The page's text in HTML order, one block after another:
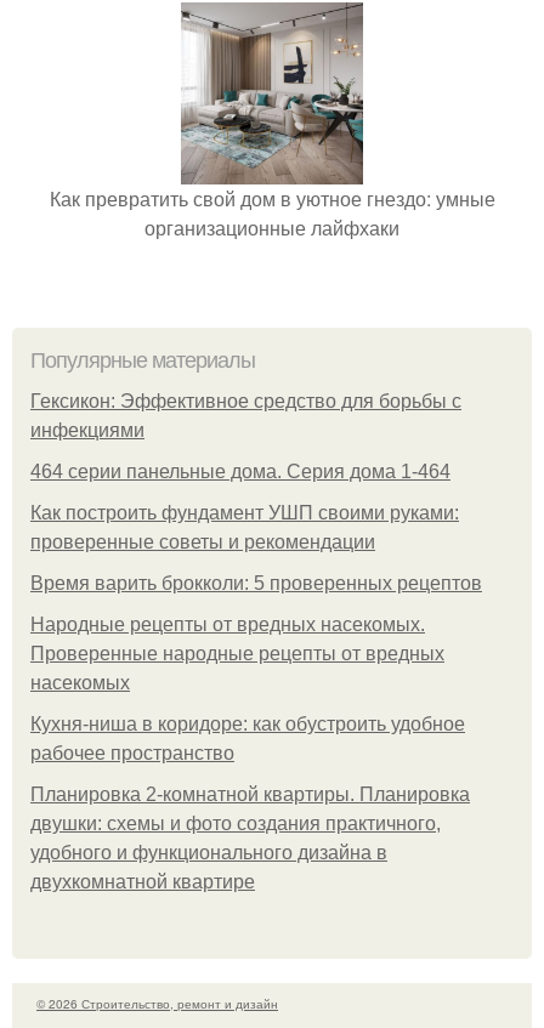
Как превратить свой дом в уютное гнездо: умные
организационные лайфхаки
Популярные материалы
Гексикон: Эффективное средство для борьбы с
инфекциями
464 серии панельные дома. Серия дома 1-464
Как построить фундамент УШП своими руками:
проверенные советы и рекомендации
Время варить брокколи: 5 проверенных рецептов
Народные рецепты от вредных насекомых.
Проверенные народные рецепты от вредных
насекомых
Кухня-ниша в коридоре: как обустроить удобное
рабочее пространство
Планировка 2-комнатной квартиры. Планировка
двушки: схемы и фото создания практичного,
удобного и функционального дизайна в
двухкомнатной квартире
© 2026 Строительство, ремонт и дизайн